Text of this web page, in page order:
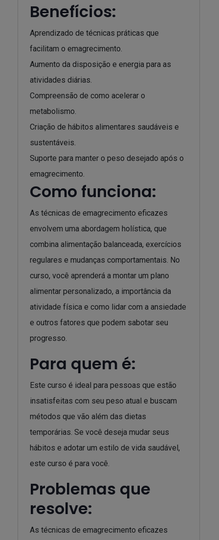
Benefícios:
Aprendizado de técnicas práticas que
facilitam o emagrecimento.
Aumento da disposição e energia para as
atividades diárias.
Compreensão de como acelerar o
metabolismo.
Criação de hábitos alimentares saudáveis e
sustentáveis.
Suporte para manter o peso desejado após o
emagrecimento.
Como funciona:
As técnicas de emagrecimento eficazes
envolvem uma abordagem holística, que
combina alimentação balanceada, exercícios
regulares e mudanças comportamentais. No
curso, você aprenderá a montar um plano
alimentar personalizado, a importância da
atividade física e como lidar com a ansiedade
e outros fatores que podem sabotar seu
progresso.
Para quem é:
Este curso é ideal para pessoas que estão
insatisfeitas com seu peso atual e buscam
métodos que vão além das dietas
temporárias. Se você deseja mudar seus
hábitos e adotar um estilo de vida saudável,
este curso é para você.
Problemas que
resolve:
As técnicas de emagrecimento eficazes